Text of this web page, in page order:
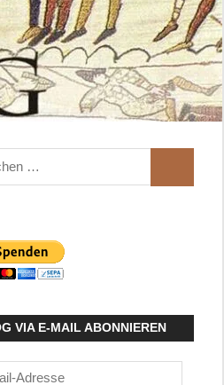
VIA E-MAIL ABONNIEREN